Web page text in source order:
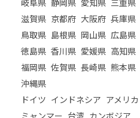
滋賀県 京都府 大阪府 兵庫県
鳥取県 島根県 岡山県 広島県
徳島県 香川県 愛媛県 高知県
福岡県 佐賀県 長崎県 熊本県
沖縄県
ドイツ インドネシア アメリカ
ミャンマー 台湾 カンボジア